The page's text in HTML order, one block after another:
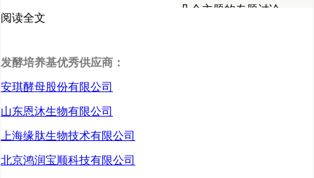
几个主题的专题讨论。
阅读全文
发酵培养基优秀供应商：
安琪酵母股份有限公司
山东恩沐生物有限公司
上海缘肽生物技术有限公司
北京鸿润宝顺科技有限公司